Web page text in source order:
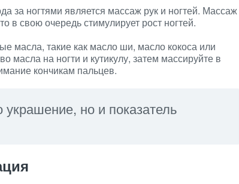
за ногтями является массаж рук и ногтей. Массаж
в свою очередь стимулирует рост ногтей.
масла, такие как масло ши, масло кокоса или
на ногти и кутикулу, затем массируйте в
кончикам пальцев.
украшение, но и показатель